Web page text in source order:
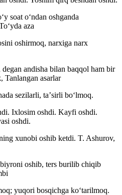
soat oʻndan oshganda
aza
oshirmoq, narxiga narx
andisha bilan baqqol ham bir
Tanlangan asarlar
sezilarli, taʼsirli boʻlmoq.
Ixlosim oshdi. Kayfi oshdi.
oshdi.
xunobi oshib ketdi. T. Ashurov,
oshib, ters burilib chiqib
yuqori bosqichga koʻtarilmoq.